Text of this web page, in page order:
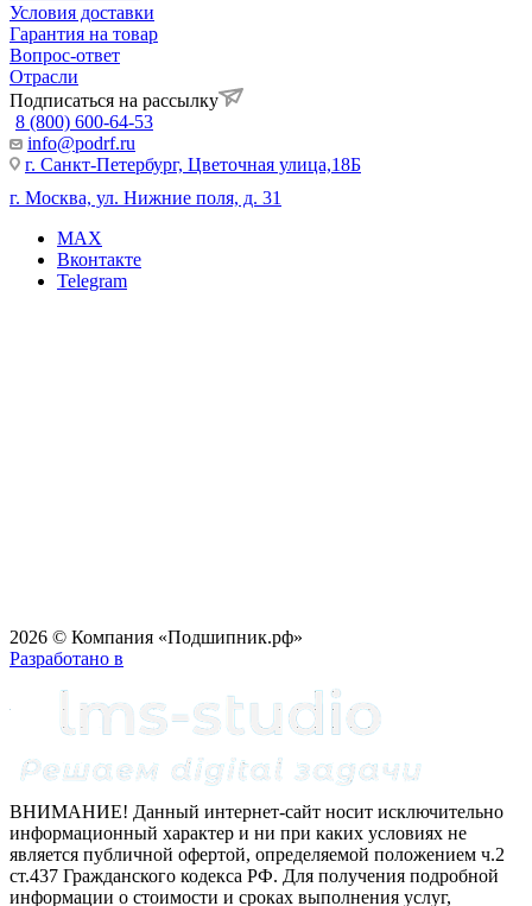
Условия доставки
Гарантия на товар
Вопрос-ответ
Отрасли
Подписаться на рассылку
8 (800) 600-64-53
info@podrf.ru
г. Санкт-Петербург, Цветочная улица,18Б
г. Москва, ул. Нижние поля, д. 31
MAX
Вконтакте
Telegram
2026 © Компания «Подшипник.рф»
Разработано в
ВНИМАНИЕ! Данный интернет-сайт носит исключительно
информационный характер и ни при каких условиях не
является публичной офертой, определяемой положением ч.2
ст.437 Гражданского кодекса РФ. Для получения подробной
информации о стоимости и сроках выполнения услуг,